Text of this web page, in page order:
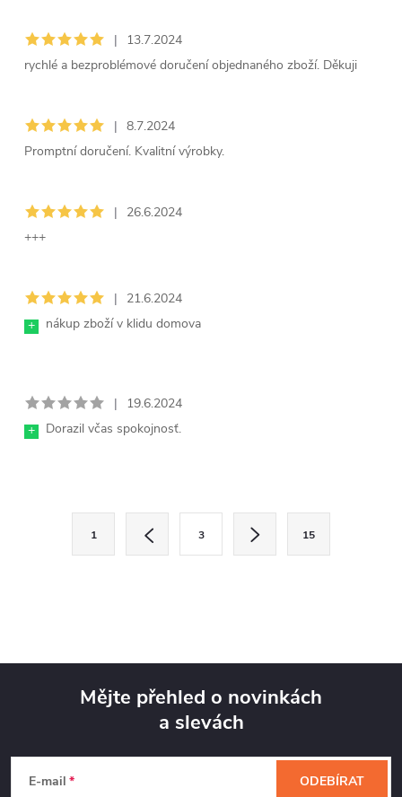
|
13.7.2024
rychlé a bezproblémové doručení objednaného zboží. Děkuji
| 8.7.2024
Promptní doručení. Kvalitní výrobky.
|
26.6.2024
+++
|
21.6.2024
+
nákup zboží v klidu domova
|
19.6.2024
+
Dorazil včas spokojnosť.
d
n
1 3 15
Mějte přehled o novinkách
a slevách
E-mail ODEBÍRAT